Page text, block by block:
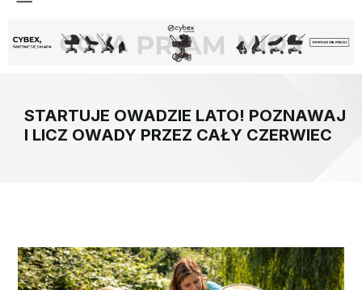
STARTUJE OWADZIE LATO! POZNAWAJ
I LICZ OWADY PRZEZ CAŁY CZERWIEC